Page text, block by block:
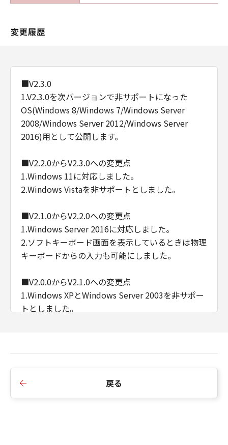
変更履歴
■V2.3.0
1.V2.3.0を次バージョンで非サポートになった
OS(Windows 8/Windows 7/Windows Server
2008/Windows Server 2012/Windows Server
2016)用として公開します。
■V2.2.0からV2.3.0への変更点
1.Windows 11に対応しました。
2.Windows Vistaを非サポートとしました。
■V2.1.0からV2.2.0への変更点
1.Windows Server 2016に対応しました。
2.ソフトキーボード画面を表示しているときは物理
キーボードからの入力も可能にしました。
■V2.0.0からV2.1.0への変更点
1.Windows XPとWindows Server 2003を非サポー
トとしました。
た。
戻る